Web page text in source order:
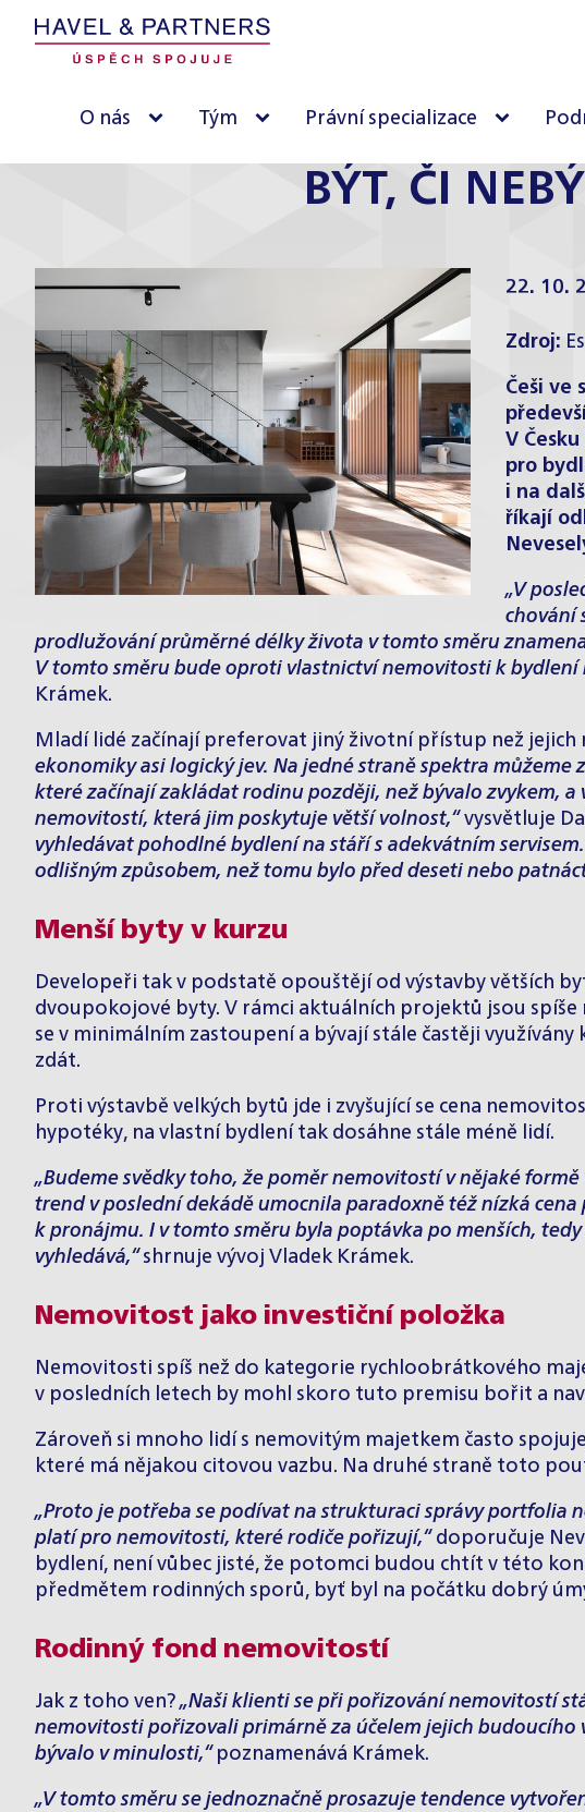
O nás Tým Právní specializace
BÝT, ČI
22. 10.
Zdroj:
Češi ve
V
pro
i na
říkají
„V
chování
prodlužování průměrné délky života v tomto směru
V tomto směru bude oproti vlastnictví nemovitosti k
Krámek.
Mladí lidé začínají preferovat jiný životní přístup než jejich
ekonomiky asi logický jev. Na jedné straně spektra
které začínají zakládat rodinu později, než bývalo zvykem,
nemovitostí, která jim poskytuje větší volnost,“ vysvětluje
vyhledávat pohodlné bydlení na stáří s adekvátním
odlišným způsobem, než tomu bylo před deseti nebo
Menší byty v kurzu
Developeři tak v podstatě opouštějí od výstavby větších
dvoupokojové byty. V rámci aktuálních projektů jsou
se v minimálním zastoupení a bývají stále častěji
zdát.
Proti výstavbě velkých bytů jde i zvyšující se cena
hypotéky, na vlastní bydlení tak dosáhne stále méně lidí.
„Budeme svědky toho, že poměr nemovitostí v nějaké
trend v poslední dekádě umocnila paradoxně též nízká
k pronájmu. I v tomto směru byla poptávka po menších,
vyhledává,“ shrnuje vývoj Vladek Krámek.
Nemovitost jako investiční položka
Nemovitosti spíš než do kategorie rychloobrátkového
v posledních letech by mohl skoro tuto premisu bořit a
Zároveň si mnoho lidí s nemovitým majetkem často
které má nějakou citovou vazbu. Na druhé straně toto
„Proto je potřeba se podívat na strukturaci správy
platí pro nemovitosti, které rodiče pořizují,“ doporučuje
bydlení, není vůbec jisté, že potomci budou chtít v této
předmětem rodinných sporů, byť byl na počátku dobrý
Rodinný fond nemovitostí
Jak z toho ven? „Naši klienti se při pořizování nemovitostí
nemovitosti pořizovali primárně za účelem jejich
bývalo v minulosti,“ poznamenává Krámek.
„V tomto směru se jednoznačně prosazuje tendence